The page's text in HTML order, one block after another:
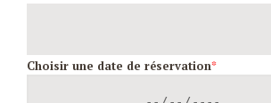
Choisir une date de réservation*